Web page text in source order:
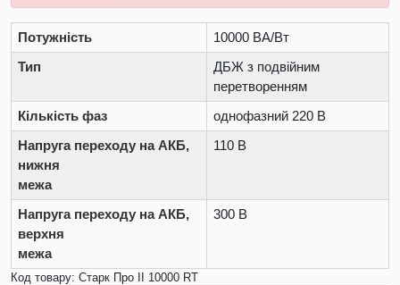
Потужність
10000 ВА/Вт
Тип
ДБЖ з подвійним
перетворенням
Кількість фаз
однофазний 220 В
Напруга переходу на АКБ,
нижня
межа
110 В
Напруга переходу на АКБ,
верхня
межа
300 В
Код товару: Старк Про II 10000 RT